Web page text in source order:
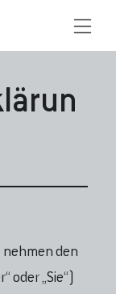
nehmen den
oder „Sie“)